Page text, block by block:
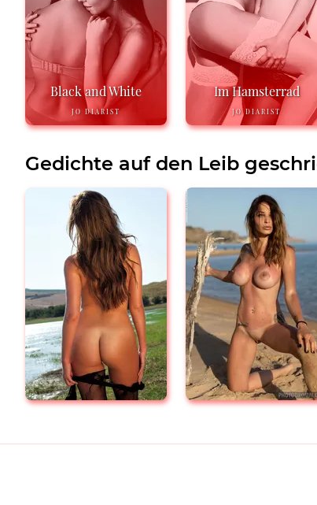
Black and White
JO DIARIST
Im Hamsterrad
JO DIARIST
Gedichte auf den Leib